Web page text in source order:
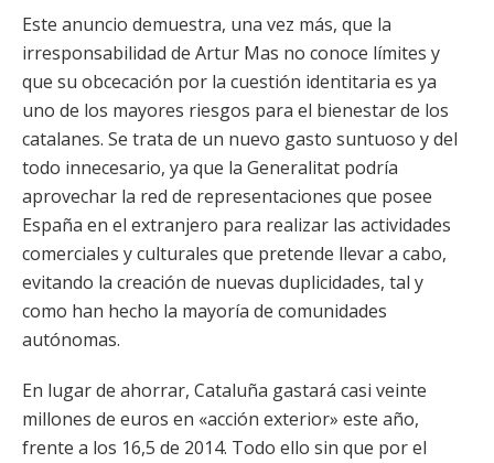
Este anuncio demuestra, una vez más, que la
irresponsabilidad de Artur Mas no conoce límites y
que su obcecación por la cuestión identitaria es ya
uno de los mayores riesgos para el bienestar de los
catalanes. Se trata de un nuevo gasto suntuoso y del
todo innecesario, ya que la Generalitat podría
aprovechar la red de representaciones que posee
España en el extranjero para realizar las actividades
comerciales y culturales que pretende llevar a cabo,
evitando la creación de nuevas duplicidades, tal y
como han hecho la mayoría de comunidades
autónomas.
En lugar de ahorrar, Cataluña gastará casi veinte
millones de euros en «acción exterior» este año,
frente a los 16,5 de 2014. Todo ello sin que por el